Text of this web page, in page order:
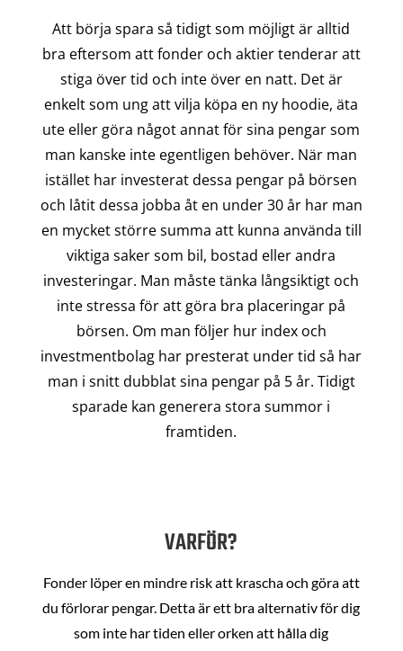
Att börja spara så tidigt som möjligt är alltid
bra eftersom att fonder och aktier tenderar att
stiga över tid och inte över en natt. Det är
enkelt som ung att vilja köpa en ny hoodie, äta
ute eller göra något annat för sina pengar som
man kanske inte egentligen behöver. När man
istället har investerat dessa pengar på börsen
och låtit dessa jobba åt en under 30 år har man
en mycket större summa att kunna använda till
viktiga saker som bil, bostad eller andra
investeringar. Man måste tänka långsiktigt och
inte stressa för att göra bra placeringar på
börsen. Om man följer hur index och
investmentbolag har presterat under tid så har
man i snitt dubblat sina pengar på 5 år. Tidigt
sparade kan generera stora summor i
framtiden.
VARFÖR?
Fonder löper en mindre risk att krascha och göra att
du förlorar pengar. Detta är ett bra alternativ för dig
som inte har tiden eller orken att hålla dig